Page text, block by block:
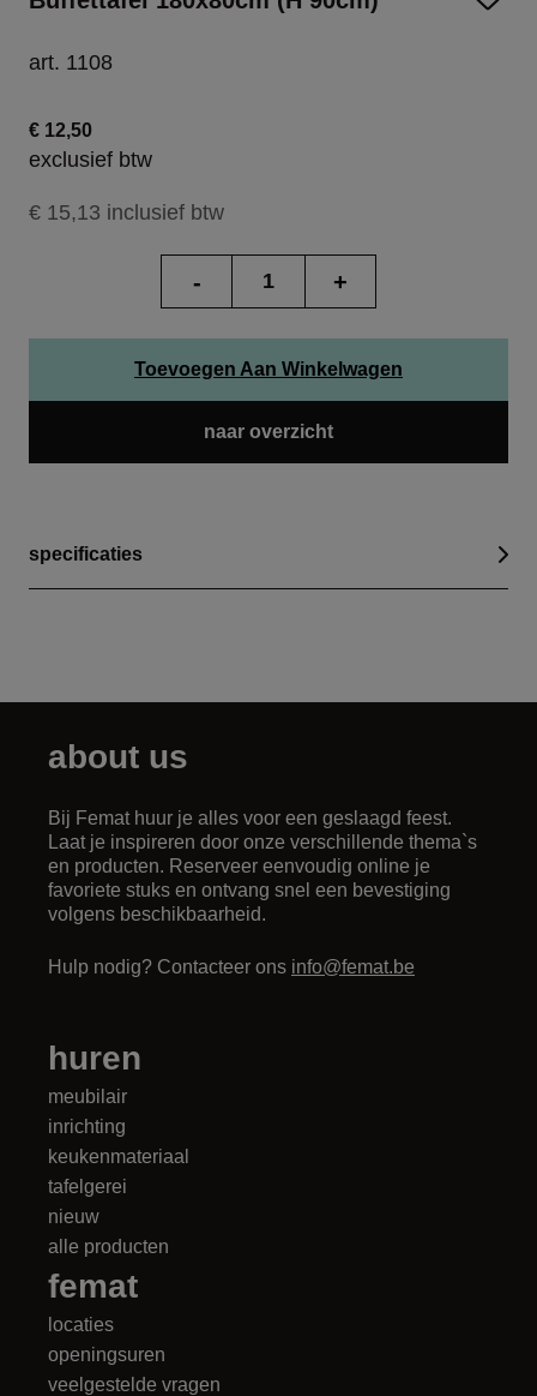
art. 1108
€ 12,50
exclusief btw
€ 15,13 inclusief btw
- +
Toevoegen Aan Winkelwagen
naar overzicht
specificaties
about us
Bij Femat huur je alles voor een geslaagd feest.
Laat je inspireren door onze verschillende thema`s
en producten. Reserveer eenvoudig online je
favoriete stuks en ontvang snel een bevestiging
volgens beschikbaarheid.
Hulp nodig? Contacteer ons info@femat.be
huren
meubilair
inrichting
keukenmateriaal
tafelgerei
nieuw
alle producten
femat
locaties
openingsuren
veelgestelde vragen